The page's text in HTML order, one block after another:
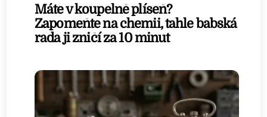
Máte v koupelně plíseň?
Zapomeňte na chemii, tahle babská
rada ji zničí za 10 minut